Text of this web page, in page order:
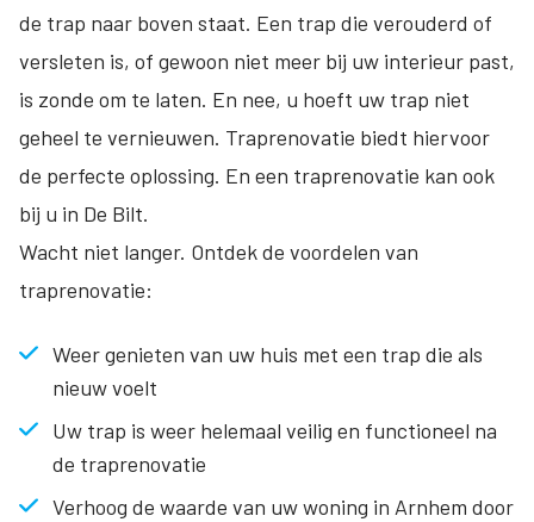
de trap naar boven staat. Een trap die verouderd of
versleten is, of gewoon niet meer bij uw interieur past,
is zonde om te laten. En nee, u hoeft uw trap niet
geheel te vernieuwen. Traprenovatie biedt hiervoor
de perfecte oplossing. En een traprenovatie kan ook
bij u in De Bilt.
Wacht niet langer. Ontdek de voordelen van
traprenovatie:
Weer genieten van uw huis met een trap die als
nieuw voelt
Uw trap is weer helemaal veilig en functioneel na
de traprenovatie
Verhoog de waarde van uw woning in Arnhem door